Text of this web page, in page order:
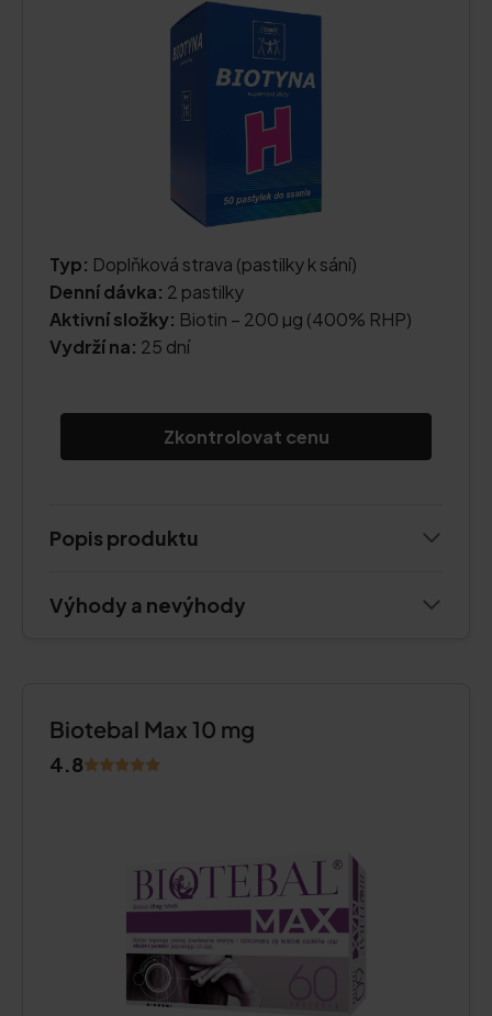
Typ: Doplňková strava (pastilky k sání)
Denní dávka: 2 pastilky
Aktivní složky: Biotin – 200 µg (400% RHP)
Vydrží na: 25 dní
Zkontrolovat cenu
Popis produktu
Výhody a nevýhody
Biotebal Max 10 mg
4.8